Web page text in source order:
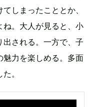
しまったこととか、
ね。大人が見ると、小
される。一方で、子
魅力を楽しめる。多面
。